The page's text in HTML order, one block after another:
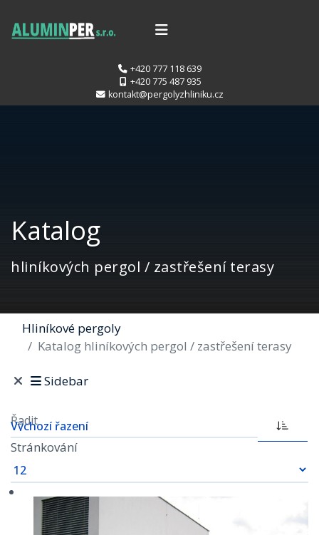
+420 777 118 639
+420 775 487 935
kontakt@pergolyzhliniku.cz
Katalog
hliníkových pergol / zastřešení terasy
Hliníkové pergoly
Katalog hliníkových pergol / zastřešení terasy
Sidebar
Řadit
Stránkování